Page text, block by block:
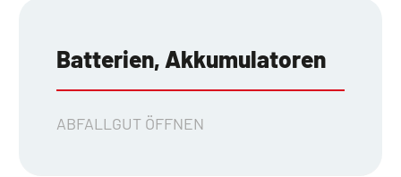
Batterien, Akkumulatoren
ABFALLGUT ÖFFNEN